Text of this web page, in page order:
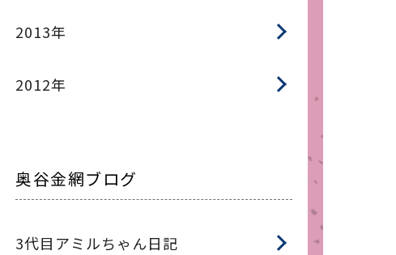
2013年
2012年
奥谷金網ブログ
3代目アミルちゃん日記